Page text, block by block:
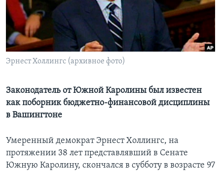
Learning English
СОЦИАЛЬНЫЕ СЕТИ
Языки
Эрнест Холлингс (архивное фото)
Законодатель от Южной Каролины был известен
как поборник бюджетно-финансовой дисциплины
в Вашингтоне
Умеренный демократ Эрнест Холлингс, на
протяжении 38 лет представлявший в Сенате
Южную Каролину, скончался в субботу в возрасте 97